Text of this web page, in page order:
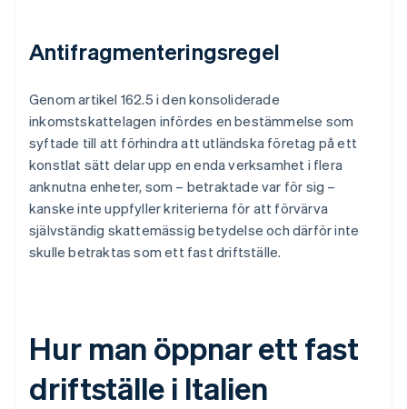
Antifragmenteringsregel
Genom artikel 162.5 i den konsoliderade
inkomstskattelagen infördes en bestämmelse som
syftade till att förhindra att utländska företag på ett
konstlat sätt delar upp en enda verksamhet i flera
anknutna enheter, som – betraktade var för sig –
kanske inte uppfyller kriterierna för att förvärva
självständig skattemässig betydelse och därför inte
skulle betraktas som ett fast driftställe.
Hur man öppnar ett fast
driftställe i Italien